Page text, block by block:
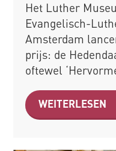
Het Luther
Evangelisch-
Amsterdam
prijs: de
oftewel
WEITERLESEN